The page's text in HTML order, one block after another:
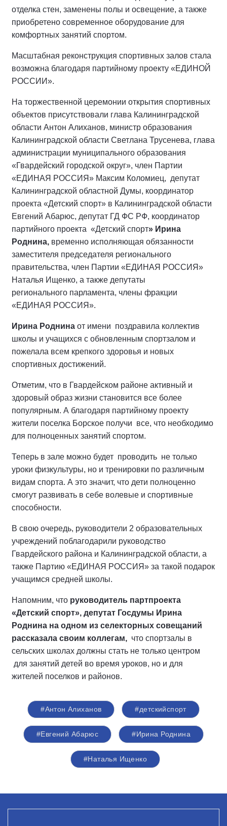
отделка стен, заменены полы и освещение, а также
приобретено современное оборудование для
комфортных занятий спортом.
Масштабная реконструкция спортивных залов стала
возможна благодаря партийному проекту «ЕДИНОЙ
РОССИИ».
На торжественной церемонии открытия спортивных
объектов присутствовали глава Калининградской
области Антон Алиханов, министр образования
Калининградской области Светлана Трусенева, глава
администрации муниципального образования
«Гвардейский городской округ», член Партии
«ЕДИНАЯ РОССИЯ» Максим Коломиец, депутат
Калининградской областной Думы, координатор
проекта «Детский спорт» в Калининградской области
Евгений Абарюс, депутат ГД ФС РФ, координатор
партийного проекта «Детский спорт» Ирина
Роднина, временно исполняющая обязанности
заместителя председателя регионального
правительства, член Партии «ЕДИНАЯ РОССИЯ»
Наталья Ищенко, а также депутаты
регионального парламента, члены фракции
«ЕДИНАЯ РОССИЯ».
Ирина Роднина от имени поздравила коллектив
школы и учащихся с обновленным спортзалом и
пожелала всем крепкого здоровья и новых
спортивных достижений.
Отметим, что в Гвардейском районе активный и
здоровый образ жизни становится все более
популярным. А благодаря партийному проекту
жители поселка Борское получи все, что необходимо
для полноценных занятий спортом.
Теперь в зале можно будет проводить не только
уроки физкультуры, но и тренировки по различным
видам спорта. А это значит, что дети полноценно
смогут развивать в себе волевые и спортивные
способности.
В свою очередь, руководители 2 образовательных
учреждений поблагодарили руководство
Гвардейского района и Калининградской области, а
также Партию «ЕДИНАЯ РОССИЯ» за такой подарок
учащимся средней школы.
Напомним, что руководитель партпроекта
«Детский спорт», депутат Госдумы Ирина
Роднина на одном из селекторных совещаний
рассказала своим коллегам, что спортзалы в
сельских школах должны стать не только центром
для занятий детей во время уроков, но и для
жителей поселков и районов.
#Антон Алиханов #детскийспорт
#Евгений Абарюс #Ирина Роднина
#Наталья Ищенко